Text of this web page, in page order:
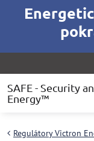
SAFE - Security
Energy™
Regulátory Victron